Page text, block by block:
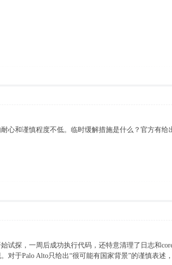
心和谨慎程度不低。临时缓解措施是什么？官方有给
探，一周后成功执行代码，还特意清理了日志和
于Palo Alto只给出“很可能有国家背景”的谨慎表述